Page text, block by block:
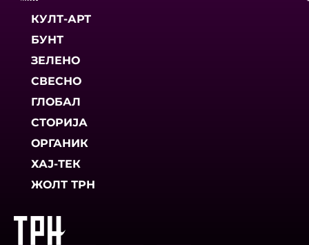
КУЛТ-АРТ
БУНТ
ЗЕЛЕНО
СВЕСНО
ГЛОБАЛ
СТОРИЈА
ОРГАНИК
ХАЈ-ТЕК
ЖОЛТ ТРН